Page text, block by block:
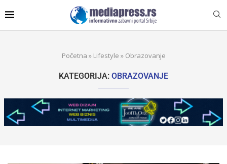
Početna » Lifestyle » Obrazovanje
KATEGORIJA: OBRAZOVANJE